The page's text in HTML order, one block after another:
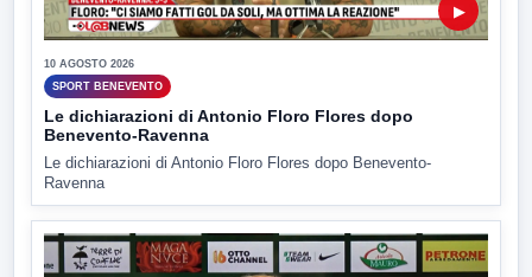
▶
10 AGOSTO 2026
SPORT BENEVENTO
Le dichiarazioni di Antonio Floro Flores dopo
Benevento-Ravenna
Le dichiarazioni di Antonio Floro Flores dopo Benevento-
Ravenna